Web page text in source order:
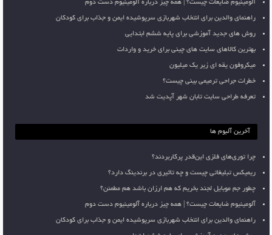
آلومینیوم ضایعات چیست؟ | همه چیز درباره آلومینیوم دست دوم
راهنمای والدین برای انتخاب شهربازی سرپوشیده ایمن و جذاب برای کودکان
روش های جدید آموزشی برای پایه ششم ابتدایی
بهترین کالاهای سایت های چینی برای خرید و واردات
میکروفون یقه ای زیر یک میلیون
خطرات جراحی ترمیمی بینی چیست؟
تعرفه طراحی سایت تابان شهر آپدیت شد
آخرین آلبوم ها
چرا توری‌های فلزی این‌قدر پرکاربردند؟
ریمیکس تبلیغاتی چیست و چه تاثیری در برندینگ دارد؟
چطور جم موبایل لجند بخریم که هم ارزان باشد هم مطمئن؟
آلومینیوم ضایعات چیست؟ | همه چیز درباره آلومینیوم دست دوم
راهنمای والدین برای انتخاب شهربازی سرپوشیده ایمن و جذاب برای کودکان